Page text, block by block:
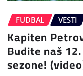
FUDBAL VESTI
Kapiten
Budite naš
sezone!